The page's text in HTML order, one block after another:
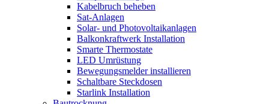
Kabelbruch beheben
Sat-Anlagen
Solar- und Photovoltaikanlagen
Balkonkraftwerk Installation
Smarte Thermostate
LED Umrüstung
Bewegungsmelder installieren
Schaltbare Steckdosen
Starlink Installation